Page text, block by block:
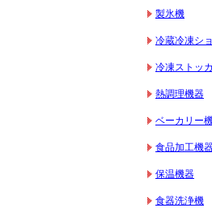
製氷機
冷蔵冷凍シ
冷凍ストッ
熱調理機器
ベーカリー
食品加工機
保温機器
食器洗浄機